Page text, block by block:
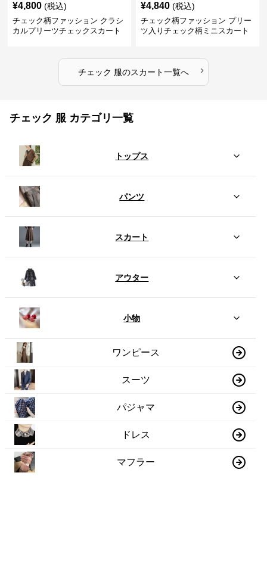
¥4,800 (税込)
チェック柄ファッション クラシ
カルプリーツチェックスカート
¥4,840 (税込)
チェック柄ファッション プリー
ツ入りチェック柄ミニスカート
チェック 服のスカート一覧へ ›
チェック 服 カテゴリ一覧
トップス
パンツ
スカート
アウター
小物
ワンピース
スーツ
パジャマ
ドレス
マフラー